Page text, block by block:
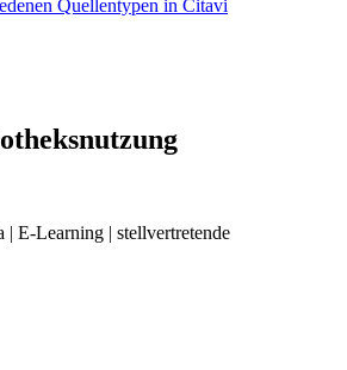
Quellentypen in Citavi
E-Learning | stellvertretende